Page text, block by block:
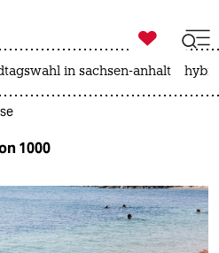
ich

taz zahl ich
in sachsen-anhalt
1000